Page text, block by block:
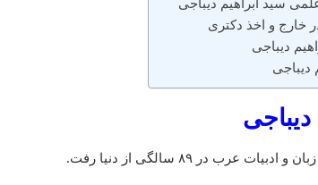
سید ابراهیم دیباجی
خارج و اخذ دکتری
دیباجی
دیباجی
در ۸۹ سالگی از دنیا رفت.